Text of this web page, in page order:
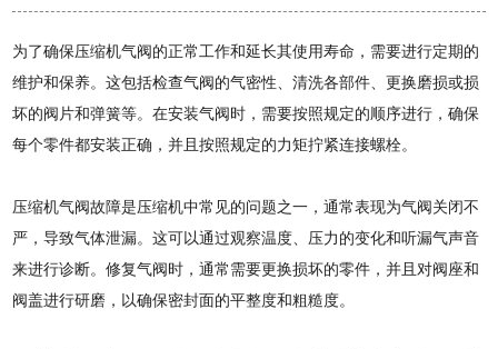
为了确保压缩机气阀的正常工作和延长其使用寿命，需要进行定期的
维护和保养。这包括检查气阀的气密性、清洗各部件、更换磨损或损
坏的阀片和弹簧等。在安装气阀时，需要按照规定的顺序进行，确保
每个零件都安装正确，并且按照规定的力矩拧紧连接螺栓。
压缩机气阀故障是压缩机中常见的问题之一，通常表现为气阀关闭不
严，导致气体泄漏。这可以通过观察温度、压力的变化和听漏气声音
来进行诊断。修复气阀时，通常需要更换损坏的零件，并且对阀座和
阀盖进行研磨，以确保密封面的平整度和粗糙度。